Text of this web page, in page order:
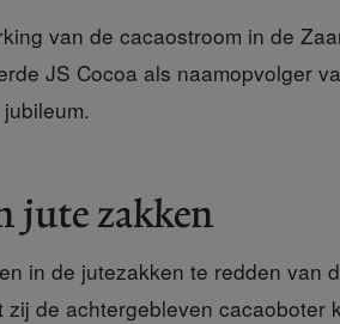
van de cacaostroom in de
JS Cocoa als naamopvolger
jute zakken
in de jutezakken te redden van
de achtergebleven cacaoboter